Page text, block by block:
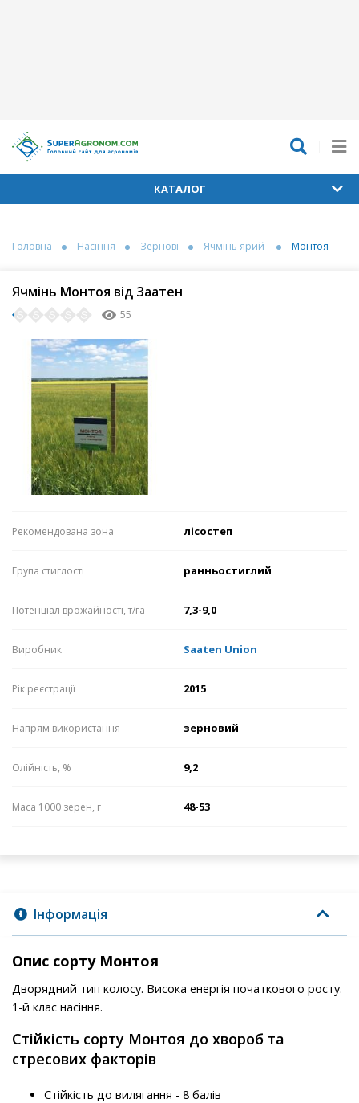
КАТАЛОГ
Головна Насіння Зернові Ячмінь ярий Монтоя
Ячмінь Монтоя від Заатен
55
Рекомендована зона лісостеп
Група стиглості ранньостиглий
Потенціал врожайності, т/га 7,3-9,0
Виробник Saaten Union
Рік реєстрації 2015
Напрям використання зерновий
Олійність, % 9,2
Маса 1000 зерен, г 48-53
Інформація
Опис сорту Монтоя
Дворядний тип колосу. Висока енергія початкового росту.
1-й клас насіння.
Стійкість сорту Монтоя до хвороб та
стресових факторів
Стійкість до вилягання - 8 балів